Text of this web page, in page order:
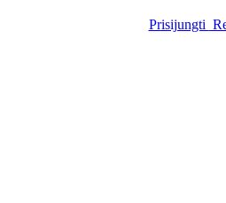
Prisijungti
Nukopijuokite
PALEISTI